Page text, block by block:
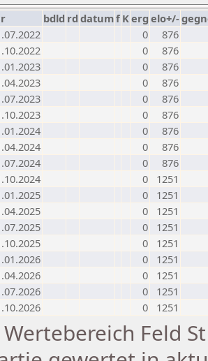
bdld rd datumf Kerg elo+/-
0
876
0
876
0
876
0
876
0
876
0
876
0
876
0
876
0
876
0
1251
0
1251
0
1251
0
1251
0
1251
0
1251
0
1251
0
1251
0 1251
Wertebereich Feld